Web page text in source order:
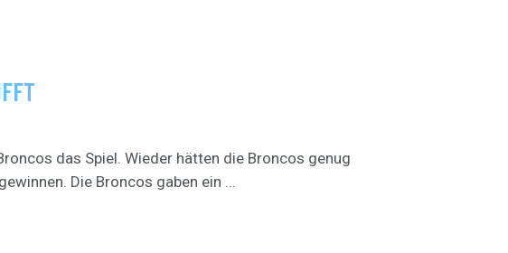
das Spiel. Wieder hätten die Broncos genug
Die Broncos gaben ein ...